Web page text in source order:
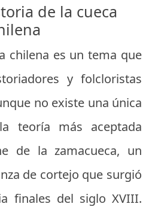
de la cueca
chilena es un tema que
y folcloristas
no existe una única
teoría más aceptada
de la zamacueca, un
de cortejo que surgió
finales del siglo XVIII.